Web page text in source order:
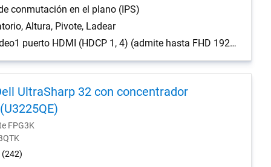
conmutación en el plano (IPS)
Altura, Pivote, Ladear
Puerto de vídeo1 puerto HDMI (HDCP 1, 4) (admite hasta FHD 1920 x 1080 60 Hz según lo especificado en HDMI 1, 4), 1 puerto DisplayPort 1, 2 (HDCP 1, 4) (admite hasta FHD 1920 x 1080 100 Hz), 1 puerto VGA
UltraSharp 32 con concentrador
FPG3K
(242)